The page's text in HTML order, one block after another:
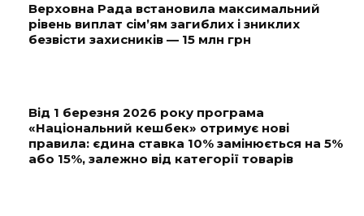
Верховна Рада встановила максимальний
рівень виплат сім’ям загиблих і зниклих
безвісти захисників — 15 млн грн
Від 1 березня 2026 року програма
«Національний кешбек» отримує нові
правила: єдина ставка 10% замінюється на 5%
або 15%, залежно від категорії товарів